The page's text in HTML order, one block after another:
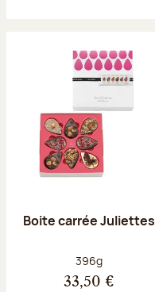
Boite carrée Juliettes
Poids net :
396g
33,50 €